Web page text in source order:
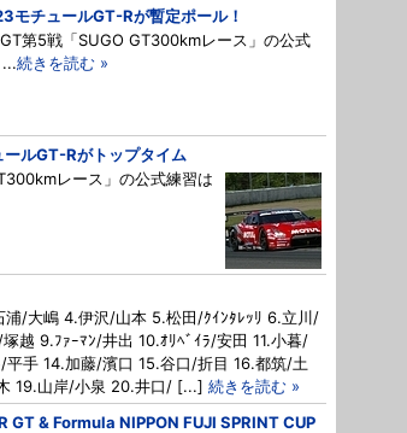
モチュールGT-Rが暫定ポール！
第5戦「SUGO GT300kmレース」の公式
続きを読む »
ルGT-Rがトップタイム
レース」の公式練習は
浦/大嶋 4.伊沢/山本 5.松田/ｸｲﾝﾀﾚｯﾘ 6.立川/
越 9.ﾌｧｰﾏﾝ/井出 10.ｵﾘﾍﾞｲﾗ/安田 11.小暮/
平手 14.加藤/濱口 15.谷口/折目 16.都筑/土
19.山岸/小泉 20.井口/ [...] 続きを読む »
GT & Formula NIPPON FUJI SPRINT CUP